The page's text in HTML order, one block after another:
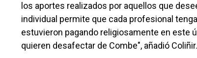
los aportes realizados por aquellos que
individual permite que cada profesional
estuvieron pagando religiosamente en este
quieren desafectar de Combe", añadió Coliñir.